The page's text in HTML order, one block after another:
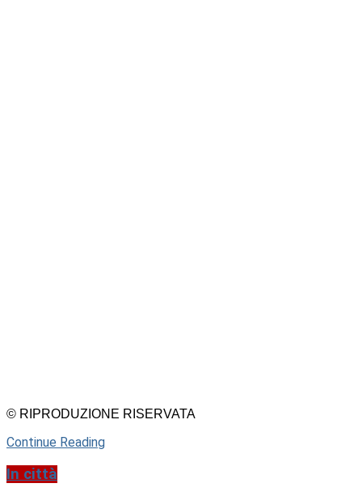
© RIPRODUZIONE RISERVATA
Continue Reading
In città